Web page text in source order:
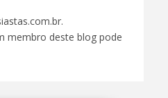
membro deste blog pode